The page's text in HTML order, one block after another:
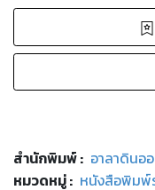
สำนักพิมพ์: อาลาดินอ
หมวดหมู่: หนังสือพิมพ์